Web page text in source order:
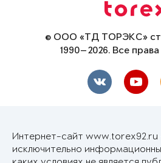
© ООО «ТД ТОРЭКС»
1990—2026. Все
Интернет-сайт www.torex92.ru
исключительно